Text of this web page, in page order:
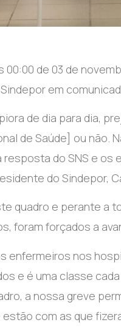
de 03 de
em
de dia para dia,
de Saúde] ou não.
do SNS e
do Sindepor,
quadro e perante a
foram forçados a
enfermeiros nos
e é uma classe
a nossa greve
com as que